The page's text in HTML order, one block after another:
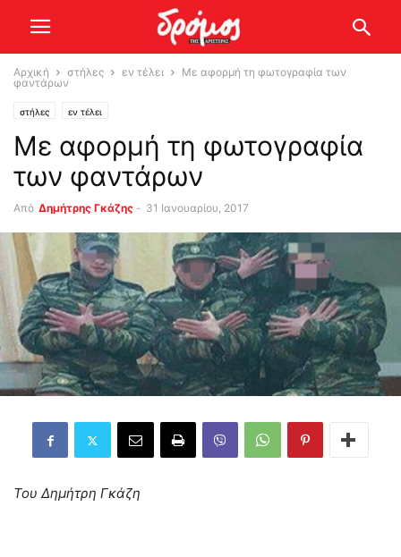
Αρχική στήλες εν τέλει
Με αφορμή τη φωτογραφία των
φαντάρων
στήλες εν τέλει
Με αφορμή τη φωτογραφία
των φαντάρων
Από Δημήτρης Γκάζης - 31 Ιανουαρίου, 2017
Του Δημήτρη Γκάζη